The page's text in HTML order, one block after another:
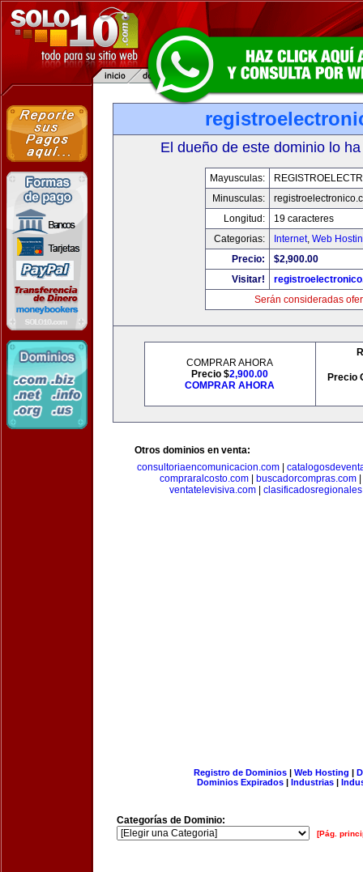
El dueño de este dominio lo
Mayusculas:
Minusculas:
Longitud:
19 caracteres
Categorias:
Internet, Web
Precio:
$2,900.00
Visitar!
Serán consideradas
COMPRAR AHORA
Precio $2,900.00
COMPRAR AHORA
Precio
Otros dominios en venta:
consultoriaencomunicacion.com
compraralcosto.com| buscadorcompras.com|
ventatelevisiva.com
Registro de Dominios| Web Hosting |
Dominios Expirados | Industrias |
Categorías de Dominio:
[Pág.